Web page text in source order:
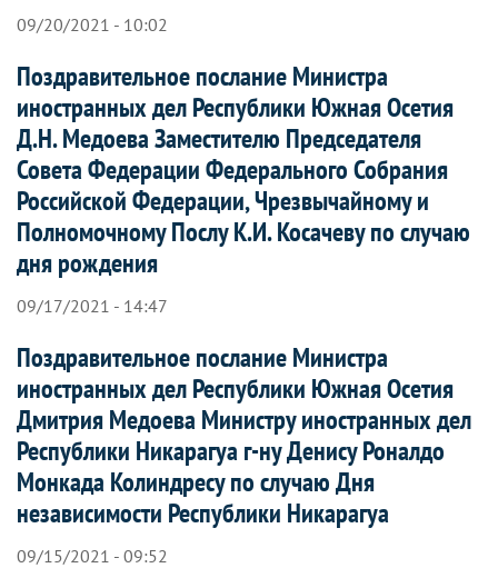
09/20/2021 - 10:02
Поздравительное послание Министра
иностранных дел Республики Южная Осетия
Д.Н. Медоева Заместителю Председателя
Совета Федерации Федерального Собрания
Российской Федерации, Чрезвычайному и
Полномочному Послу К.И. Косачеву по случаю
дня рождения
09/17/2021 - 14:47
Поздравительное послание Министра
иностранных дел Республики Южная Осетия
Дмитрия Медоева Министру иностранных дел
Республики Никарагуа г-ну Денису Роналдо
Монкада Колиндресу по случаю Дня
независимости Республики Никарагуа
09/15/2021 - 09:52